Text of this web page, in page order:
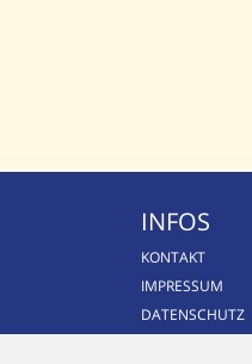
INFOS
KONTAKT
IMPRESSUM
DATENSCHUTZ